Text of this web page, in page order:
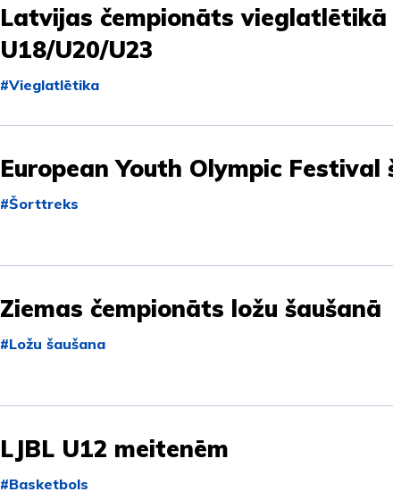
Latvijas čempionāts vieglatlētikā
U18/U20/U23
#Vieglatlētika
European Youth Olympic
#Šorttreks
Ziemas čempionāts ložu šaušanā
#Ložu šaušana
LJBL U12 meitenēm
#Basketbols